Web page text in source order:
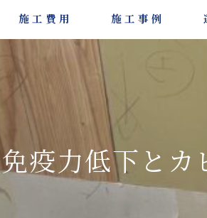
施工費用 施工事例
免疫力低下とカ